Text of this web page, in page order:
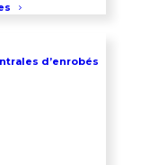
d’enrobés
190